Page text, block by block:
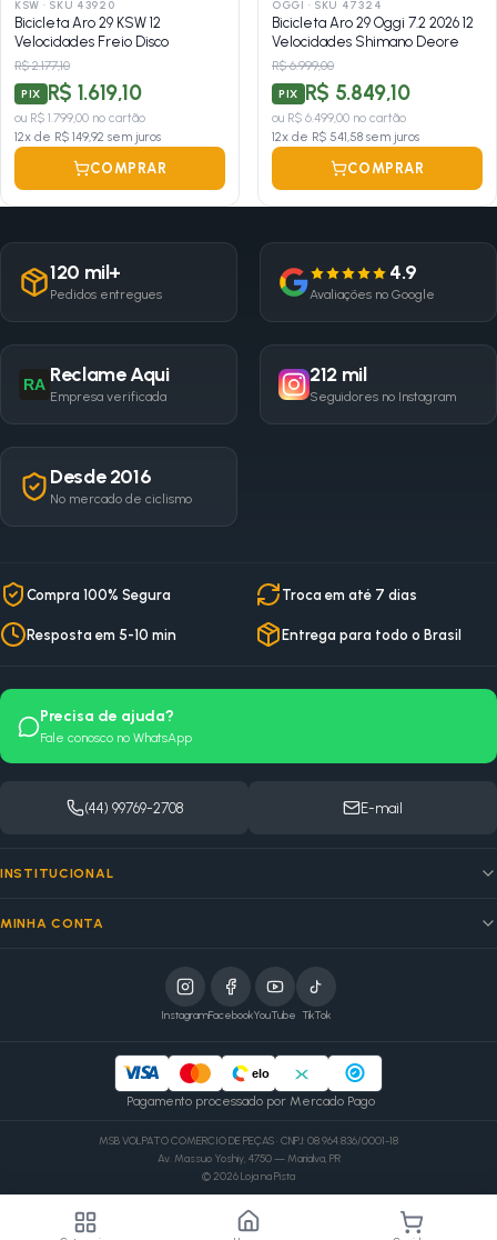
KSW · SKU 43920
Bicicleta Aro 29 KSW 12
Velocidades Freio Disco
R$ 2.177,10
PIX R$ 1.619,10
ou R$ 1.799,00 no cartão
12x de R$ 149,92 sem juros
COMPRAR
OGGI · SKU 47324
Bicicleta Aro 29 Oggi 7.2 2026 12
Velocidades Shimano Deore
R$ 6.999,00
PIX R$ 5.849,10
ou R$ 6.499,00 no cartão
12x de R$ 541,58 sem juros
COMPRAR
120 mil+
Pedidos entregues
4.9
Avaliações no Google
RA Reclame Aqui
Empresa verificada
212 mil
Seguidores no Instagram
Desde 2016
No mercado de ciclismo
Compra 100% Segura Troca em até 7 dias
Resposta em 5-10 min Entrega para todo o Brasil
Precisa de ajuda?
Fale conosco no WhatsApp
(44) 99769-2708 E-mail
INSTITUCIONAL
MINHA CONTA
InstagramFacebookYouTube TikTok
elo
Pagamento processado por Mercado Pago
MSB VOLPATO COMERCIO DE PEÇAS · CNPJ: 08.964.836/0001-18
Av. Massuo Yoshiy, 4750 — Marialva, PR
©2026Loja na Pista